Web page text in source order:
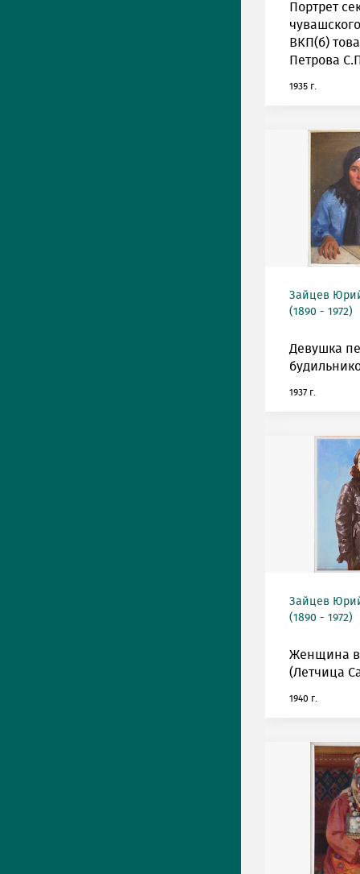
Портрет
ВКП(б)
Петрова
1935 г.
Зайцев
(1890 - 1972)
Девушка
1937 г.
Зайцев
(1890 - 1972)
Женщина в
(Летчица
1940 г.